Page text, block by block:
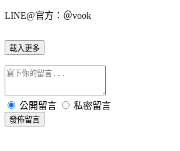
LINE@官方：＠vook
載入更多
公開留言 私密留言
發佈留言